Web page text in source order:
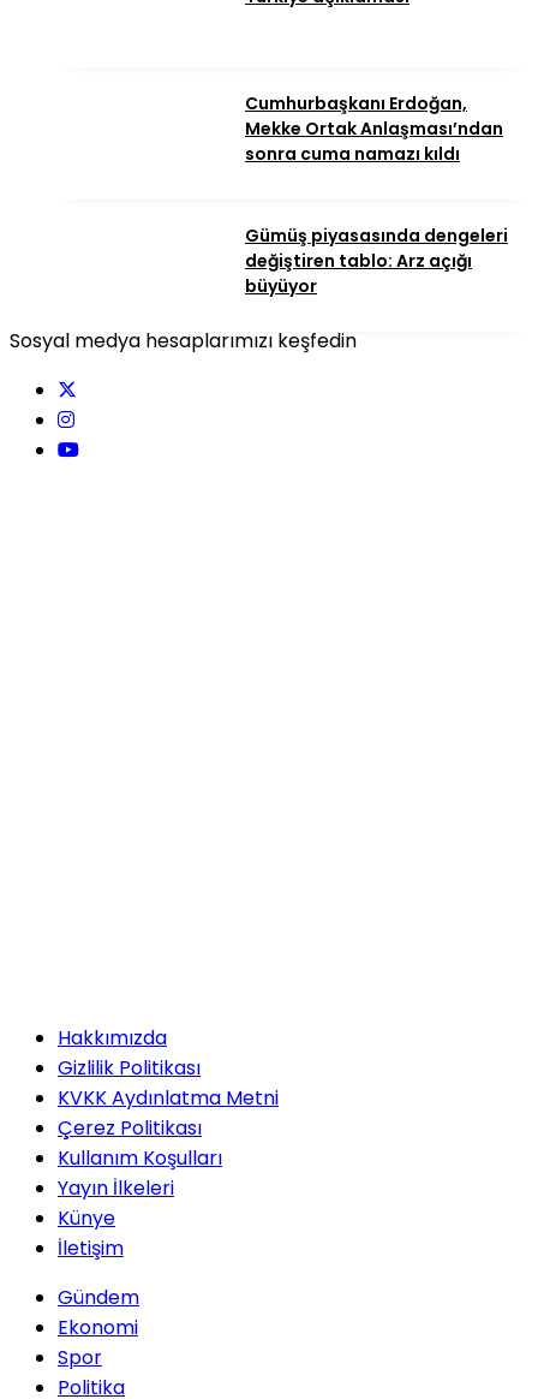
Cumhurbaşkanı Erdoğan,
Mekke Ortak Anlaşması’ndan
sonra cuma namazı kıldı
Gümüş piyasasında dengeleri
değiştiren tablo: Arz açığı
büyüyor
Sosyal medya hesaplarımızı keşfedin
Hakkımızda
Gizlilik Politikası
KVKK Aydınlatma Metni
Çerez Politikası
Kullanım Koşulları
Yayın İlkeleri
Künye
İletişim
Gündem
Ekonomi
Spor
Politika